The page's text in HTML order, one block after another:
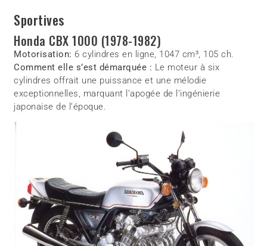
Sportives
Honda CBX 1000 (1978-1982)
Motorisation: 6 cylindres en ligne, 1047 cm³, 105 ch.
Comment elle s’est démarquée : Le moteur à six
cylindres offrait une puissance et une mélodie
exceptionnelles, marquant l’apogée de l’ingénierie
japonaise de l’époque.